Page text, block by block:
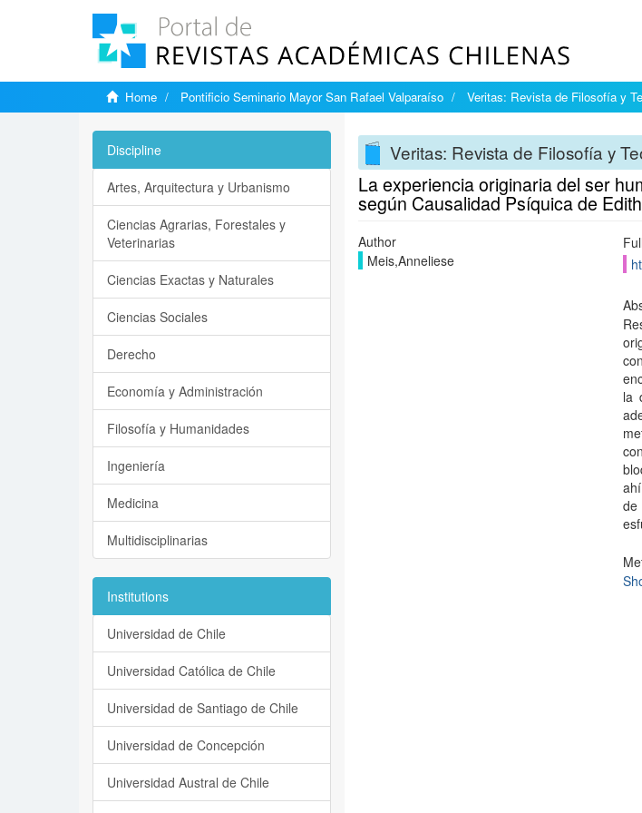
Home Pontificio Seminario Mayor San Rafael Valparaíso Veritas: Revista de Filosofía y
Veritas: Revista de Filosofía y
La experiencia originaria del ser
según Causalidad Psíquica de
Author
Meis,Anneliese
la
Discipline
Artes, Arquitectura y Urbanismo
Ciencias Agrarias, Forestales y
Veterinarias
Ciencias Exactas y Naturales
Ciencias Sociales
Derecho
Economía y Administración
Filosofía y Humanidades
Ingeniería
Medicina
Multidisciplinarias
Institutions
Universidad de Chile
Universidad Católica de Chile
Universidad de Santiago de Chile
Universidad de Concepción
Universidad Austral de Chile